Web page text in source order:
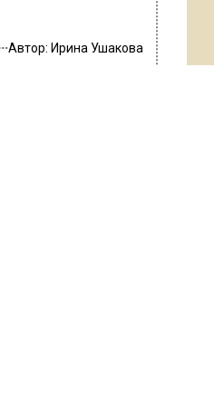
Автор: Ирина Ушакова